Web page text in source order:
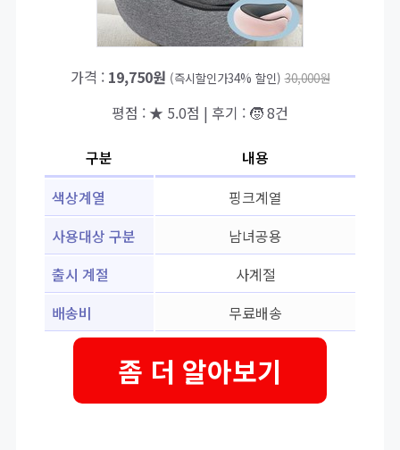
가격 : 19,750원 (즉시할인가34% 할인) 30,000원
평점 : ★ 5.0점 | 후기 : 🧒 8건
구분
내용
색상계열
핑크계열
사용대상 구분
남녀공용
출시 계절
사계절
배송비
무료배송
좀 더 알아보기